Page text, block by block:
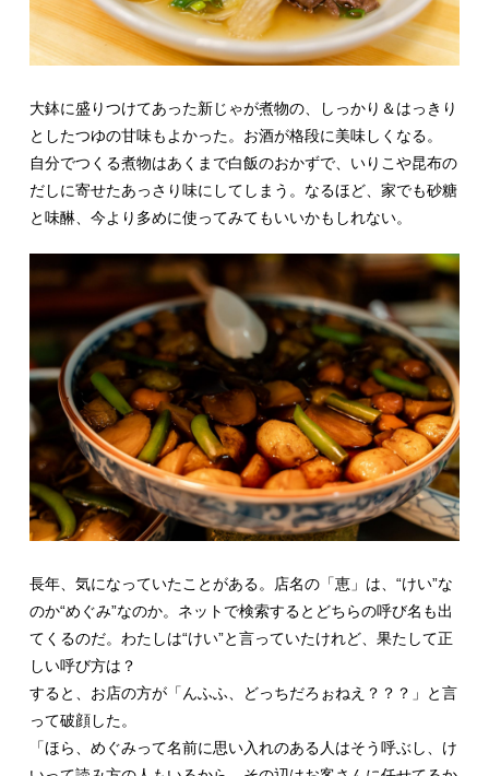
大鉢に盛りつけてあった新じゃが煮物の、しっかり＆はっきり
としたつゆの甘味もよかった。お酒が格段に美味しくなる。
自分でつくる煮物はあくまで白飯のおかずで、いりこや昆布の
だしに寄せたあっさり味にしてしまう。なるほど、家でも砂糖
と味醂、今より多めに使ってみてもいいかもしれない。
長年、気になっていたことがある。店名の「恵」は、“けい”な
のか“めぐみ”なのか。ネットで検索するとどちらの呼び名も出
てくるのだ。わたしは“けい”と言っていたけれど、果たして正
しい呼び方は？
すると、お店の方が「んふふ、どっちだろぉねえ？？？」と言
って破顔した。
「ほら、めぐみって名前に思い入れのある人はそう呼ぶし、け